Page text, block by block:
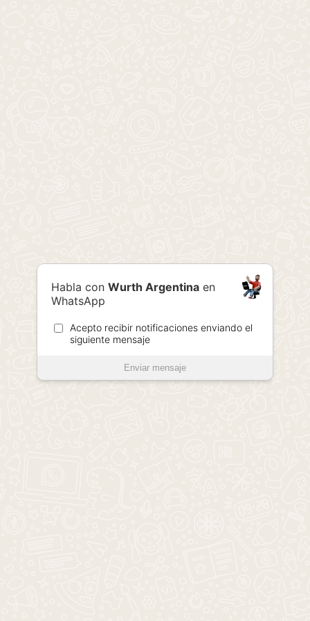
Habla con Wurth Argentina en
WhatsApp
Acepto recibir notificaciones enviando el
siguiente mensaje
Enviar mensaje